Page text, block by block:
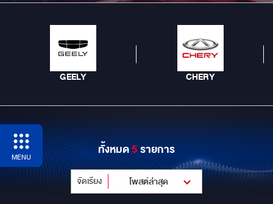
GEELY CHERY
MENU ทั้งหมด5รายการ
จัดเรียง โพสต์ล่าสุด